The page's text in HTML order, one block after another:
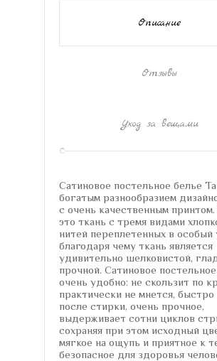
Описание
Отзывы
Уход за вещами
Сатиновое постельное белье
богатым разнообразием
с очень качественным
это ткань с тремя видами
нитей переплетенных в особый
благодаря чему ткань является
удивительно шелковистой,
прочной. Сатиновое
очень удобно: не скользит по
практически не мнется, быстро
после стирки, очень прочное,
выдерживает сотни циклов
сохраняя при этом исходный
мягкое на ощупь и приятное к
безопасное для здоровья